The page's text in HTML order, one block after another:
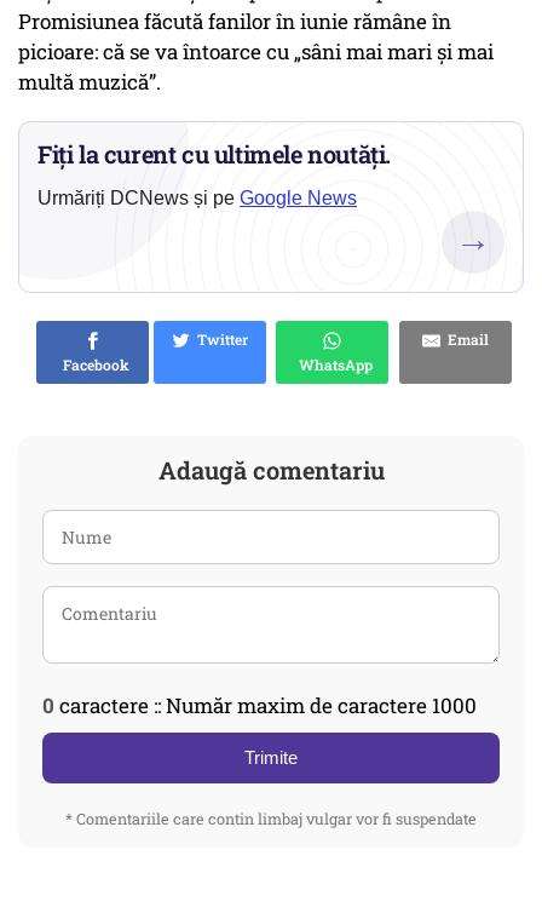
Promisiunea făcută fanilor în iunie rămâne în
picioare: că se va întoarce cu „sâni mai mari și mai
multă muzică”.
Fiți la curent cu ultimele noutăți.
Urmăriți DCNews și pe Google News
→
Facebook
Twitter
WhatsApp
Email
Adaugă comentariu
0 caractere :: Număr maxim de caractere 1000
Trimite
* Comentariile care contin limbaj vulgar vor fi suspendate